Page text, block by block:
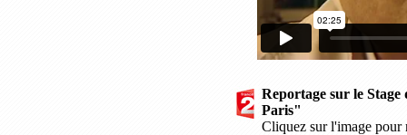
Reportage sur le
Paris"
Cliquez sur l'image pour